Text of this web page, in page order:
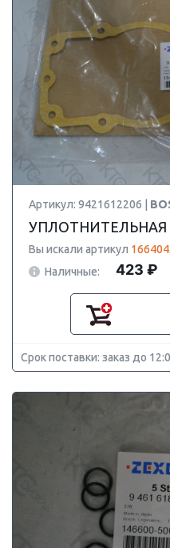
Артикул: 9421612206 |
Вы искали артикул
Наличные:
423 ₽
Срок поставки: заказ до